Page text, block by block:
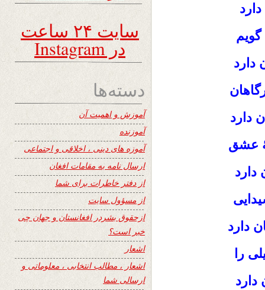
دارد
دارد
عشق
دارد
دارد
را
سایت ۲۴ ساعت
در Instagram
دسته‌ها
آموزش و اهمیت آن
آموزنده
آموزه های دینی ، اخلاقی و اجتماعی
ارسال نامه به مقامات افغان
از دفتر خاطرات برای شما
از مسؤول سایت
ازحقوق بشردر افغانستان و جهان چی
خبر است؟
اشعار
اشعار ، مطالب انتخابی ، معلوماتی و
ارسالی شما